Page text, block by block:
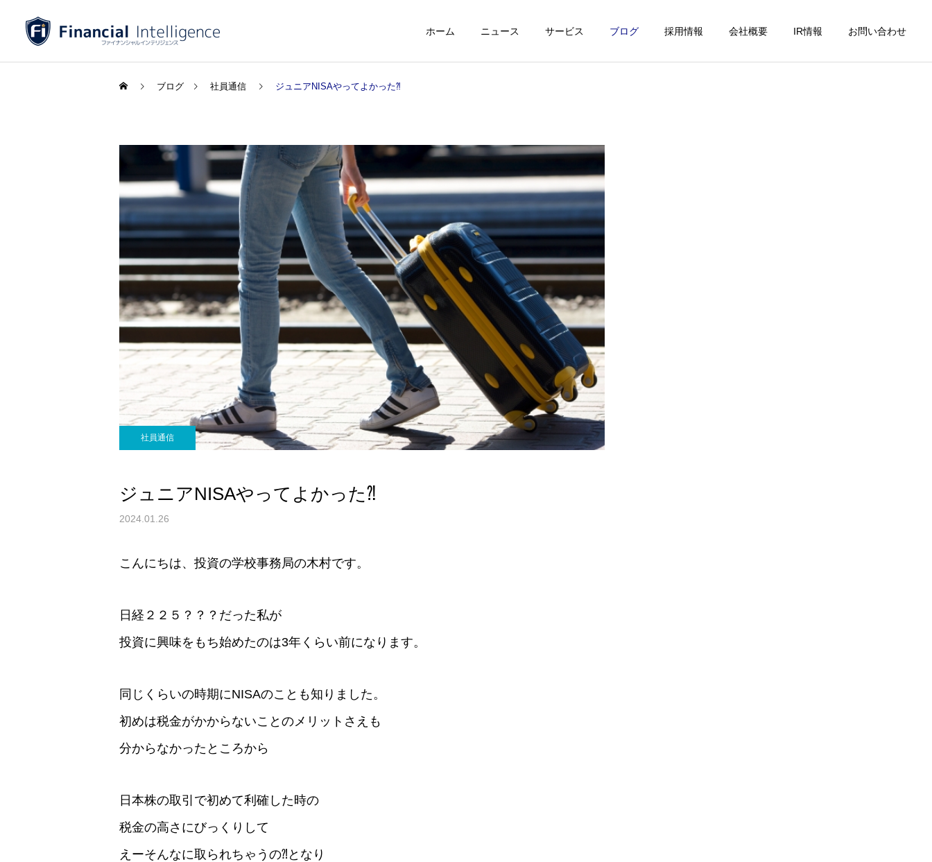
ホーム ニュース サービス ブログ 採用情報 会社概要 IR情報 お問い合わせ
ブログ 社員通信 ジュニアNISAやってよかった⁈
社員通信
ジュニアNISAやってよかった⁈
2024.01.26
こんにちは、投資の学校事務局の木村です。
日経２２５？？？だった私が
投資に興味をもち始めたのは3年くらい前になります。
同じくらいの時期にNISAのことも知りました。
初めは税金がかからないことのメリットさえも
分からなかったところから
日本株の取引で初めて利確した時の
税金の高さにびっくりして
えーそんなに取られちゃうの⁈となり